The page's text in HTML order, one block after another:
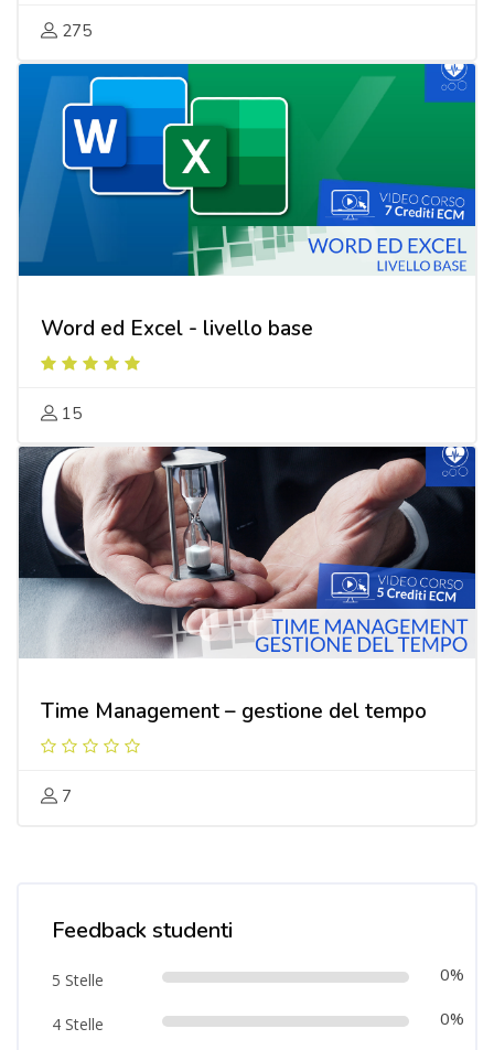
275
Word ed Excel - livello base
15
Time Management – gestione del tempo
7
Feedback studenti
5 Stelle 0%
4 Stelle 0%